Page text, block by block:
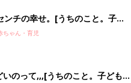
ンチの幸せ。[うちのこと。子ど
人育ててます！#198]
ちゃん・育児
いのって,,,[うちのこと。子ども２